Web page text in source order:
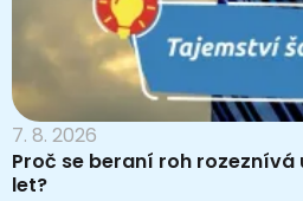
7. 8. 2026
Proč se beraní roh rozeznívá
let?